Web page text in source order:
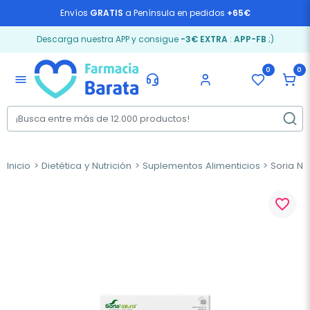
Envíos GRATIS a Península en pedidos +65€
Descarga nuestra APP y consigue -3€ EXTRA: APP-FB ;)
menu
0 0
Inicio Dietética y Nutrición Suplementos Alimenticios Soria
favorite_border